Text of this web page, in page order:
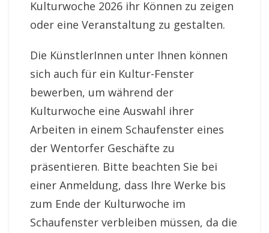
Kulturwoche 2026 ihr Können zu zeigen
oder eine Veranstaltung zu gestalten.
Die KünstlerInnen unter Ihnen können
sich auch für ein Kultur-Fenster
bewerben, um während der
Kulturwoche eine Auswahl ihrer
Arbeiten in einem Schaufenster eines
der Wentorfer Geschäfte zu
präsentieren. Bitte beachten Sie bei
einer Anmeldung, dass Ihre Werke bis
zum Ende der Kulturwoche im
Schaufenster verbleiben müssen, da die